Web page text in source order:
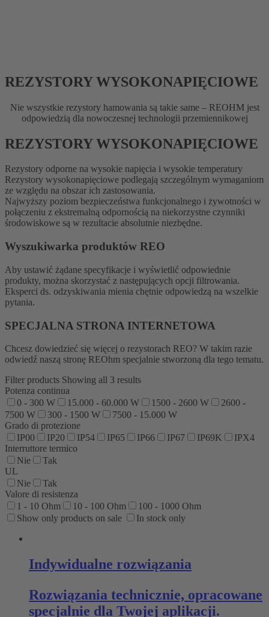
REZYSTORY WYSOKONAPIĘCIOWE
Nie wszystkie rezystory hamowania są takie same – REOHM jest
odpowiedzią dla nowoczesnej technologii przemiennikowej
REZYSTORY WYSOKONAPIĘCIOWE
Rezystory odporne na wysokie napięcia i wysokie temperatury
Rezystory wysokonapięciowe podlegają szczególnym wymaganiom
ze względu na obszar ich zastosowania.
Najwyższy poziom bezpieczeństwa funkcjonalnego i żywotności w
połączeniu z ekstremalną odpornością na niekorzystne czynniki
środowiskowe są w rezultacie absolutnie niezbędne.
Wyszukiwarka produktów REO
Aby ustawić żądane specyfikacje i wyświetlić odpowiednie
produkty, można skorzystać z następujących opcji filtrowania.
Eksperci ds. odzyskiwania mienia chętnie odpowiedzą na wszelkie
pytania.
SPECJALNA STRONA INTERNETOWA
Chcesz dowiedzieć się więcej o rezystorach REO? W takim razie
odwiedź naszą stronę REOhm specjalnie stworzoną dla tego tematu.
Filter products Showing all 3 results
Potenza continua
0 - 300 W
15.000 - 60.000 W 1500 - 2600 W
2600 -
7500 W
300 - 1500 W
7500 - 15.000 W
Grado di protezione
IP00
IP20 IP54 IP65 IP66 IP67 IP69K
IPX4
Interruttore termico
Nie
Tak
UL
Nie
Tak
Valore di resistenza
1 - 10 Ohm
10 - 100 Ohm
100 - 1000 Ohm
Show only products on sale
In stock only
Indywidualne rozwiązania
Rozwiązania technicznie, opracowane
specjalnie dla Twojej aplikacji.